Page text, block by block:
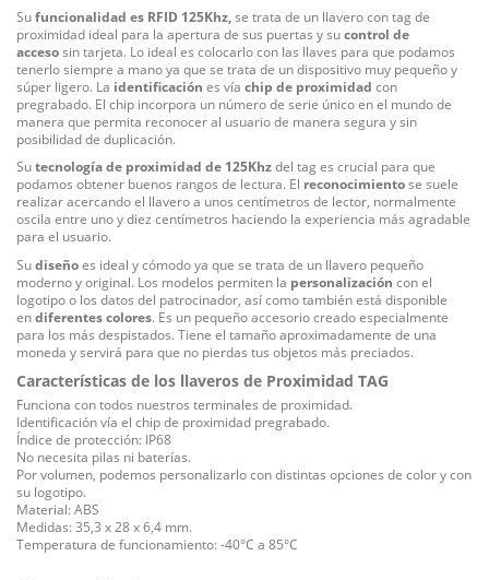
Sufuncionalidad es RFID 125Khz,se trata de un llavero con tag de
proximidad ideal para la apertura de sus puertas y sucontrol de
accesosin tarjeta. Lo ideal es colocarlo con las llaves para que podamos
tenerlo siempre a mano ya que se trata de un dispositivo muy pequeño y
súper ligero. La identificación es vía chip de proximidad con
pregrabado. El chip incorpora un número de serie único en el mundo de
manera que permita reconocer al usuario de manera segura y sin
posibilidad de duplicación.
Sutecnología de proximidad de 125Khzdel tag es crucial para que
podamos obtener buenos rangos de lectura. El reconocimientose suele
realizar acercando el llavero a unos centímetros de lector, normalmente
oscila entre uno y diez centímetros haciendo la experiencia más agradable
para el usuario.
Sudiseñoes ideal y cómodo ya que se trata de un llavero pequeño
moderno y original. Los modelos permiten la personalización con el
logotipo o los datos del patrocinador, así como también está disponible
endiferentes colores. Es un pequeño accesorio creado especialmente
para los más despistados. Tiene el tamaño aproximadamente de una
moneda y servirá para que no pierdas tus objetos más preciados.
Características de los llaveros de Proximidad TAG
Funciona con todos nuestros terminales de proximidad.
Identificación vía el chip de proximidad pregrabado.
Índice de protección: IP68
No necesita pilas ni baterías.
Por volumen, podemos personalizarlo con distintas opciones de color y con
su logotipo.
Material: ABS
Medidas: 35,3 x 28 x 6,4 mm.
Temperatura de funcionamiento: -40°C a 85°C